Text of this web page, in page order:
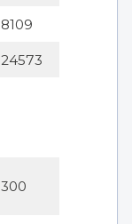
8109
24573
300